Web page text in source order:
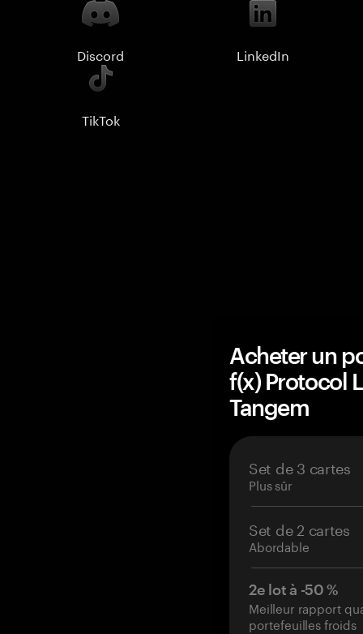
Discord LinkedIn
TikTok
Acheter un
f(x) Protocol
Tangem
Set de 3 cartes
Plus sûr
Set de 2 cartes
Abordable
2e lot à -50 %
Meilleur rapport
portefeuilles froids